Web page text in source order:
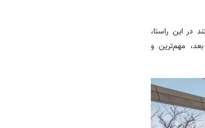
در این راستا،
سبز و ۲۶ درصدی در کارآفرینی بخش زراعت شهری از سال ۲۰۱۳ به بعد، مهم‌ترین و